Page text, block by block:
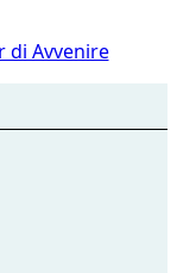
di Avvenire